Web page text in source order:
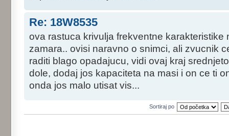
Re: 18W8535
ova rastuca krivulja frekventne karakteristike
zamara.. ovisi naravno o snimci, ali zvucnik
raditi blago opadajucu, vidi ovaj kraj
dole, dodaj jos kapaciteta na masi i on ce ti
onda jos malo utisat vis...
Sortiraj po